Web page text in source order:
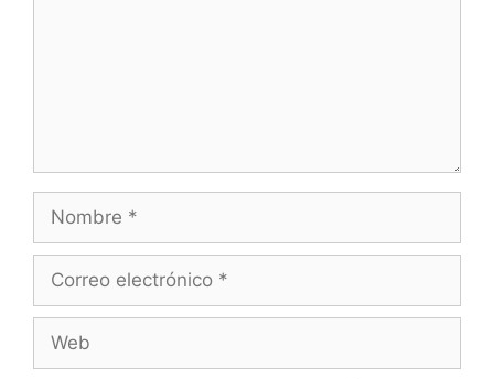
Nombre
Correo
Web